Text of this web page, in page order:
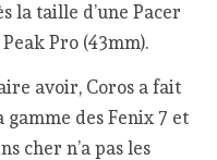
la taille d’une Pacer
Pro (43mm).
avoir, Coros a fait
des Fenix 7 et
cher n’a pas les